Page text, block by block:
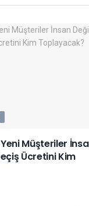
Müşteriler
Ücretini Kim